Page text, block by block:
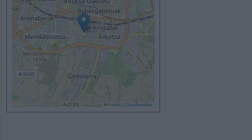
Leaflet © OpenStreetMap